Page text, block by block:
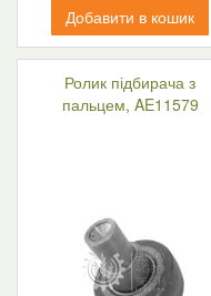
Добавити в кошик
Ролик підбирача з
пальцем, AE11579